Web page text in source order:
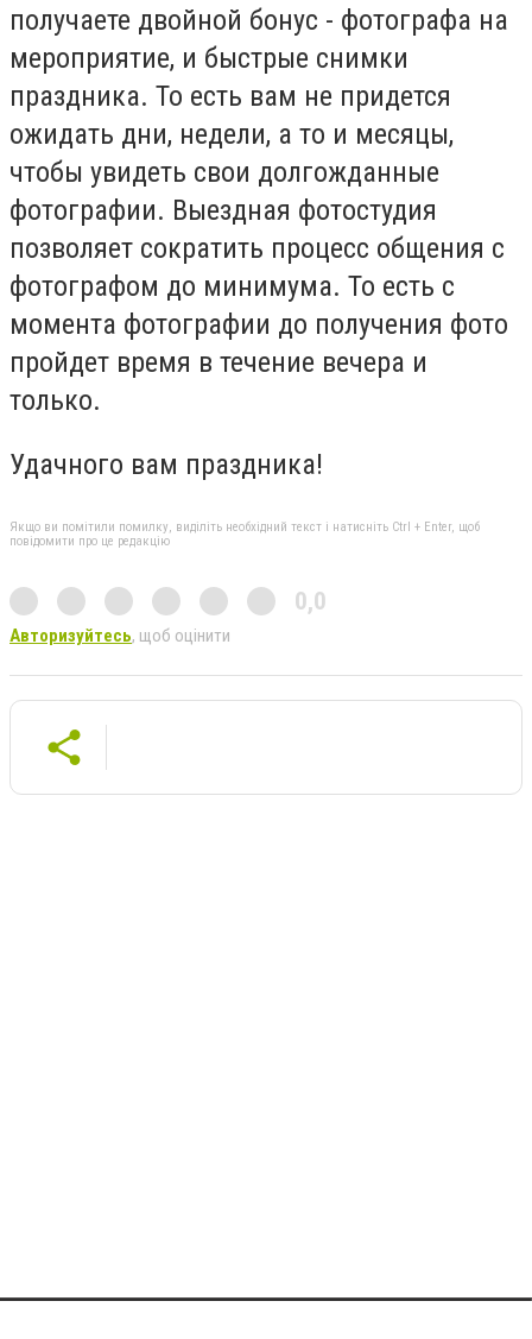
получаете двойной бонус - фотографа на
мероприятие, и быстрые снимки
праздника. То есть вам не придется
ожидать дни, недели, а то и месяцы,
чтобы увидеть свои долгожданные
фотографии. Выездная фотостудия
позволяет сократить процесс общения с
фотографом до минимума. То есть с
момента фотографии до получения фото
пройдет время в течение вечера и
только.
Удачного вам праздника!
Якщо ви помітили помилку, виділіть необхідний текст і натисніть Ctrl + Enter, щоб
повідомити про це редакцію
0,0
Авторизуйтесь, щоб оцінити